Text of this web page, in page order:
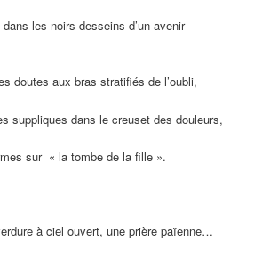
les noirs desseins d’un avenir
doutes aux bras stratifiés de l’oubli,
suppliques dans le creuset des douleurs,
sur « la tombe de la fille ».
à ciel ouvert, une prière païenne…